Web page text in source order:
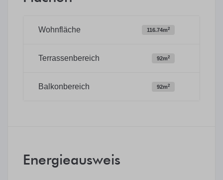
Wohnfläche 116.74m2
Terrassenbereich 92m2
Balkonbereich 92m2
Energieausweis